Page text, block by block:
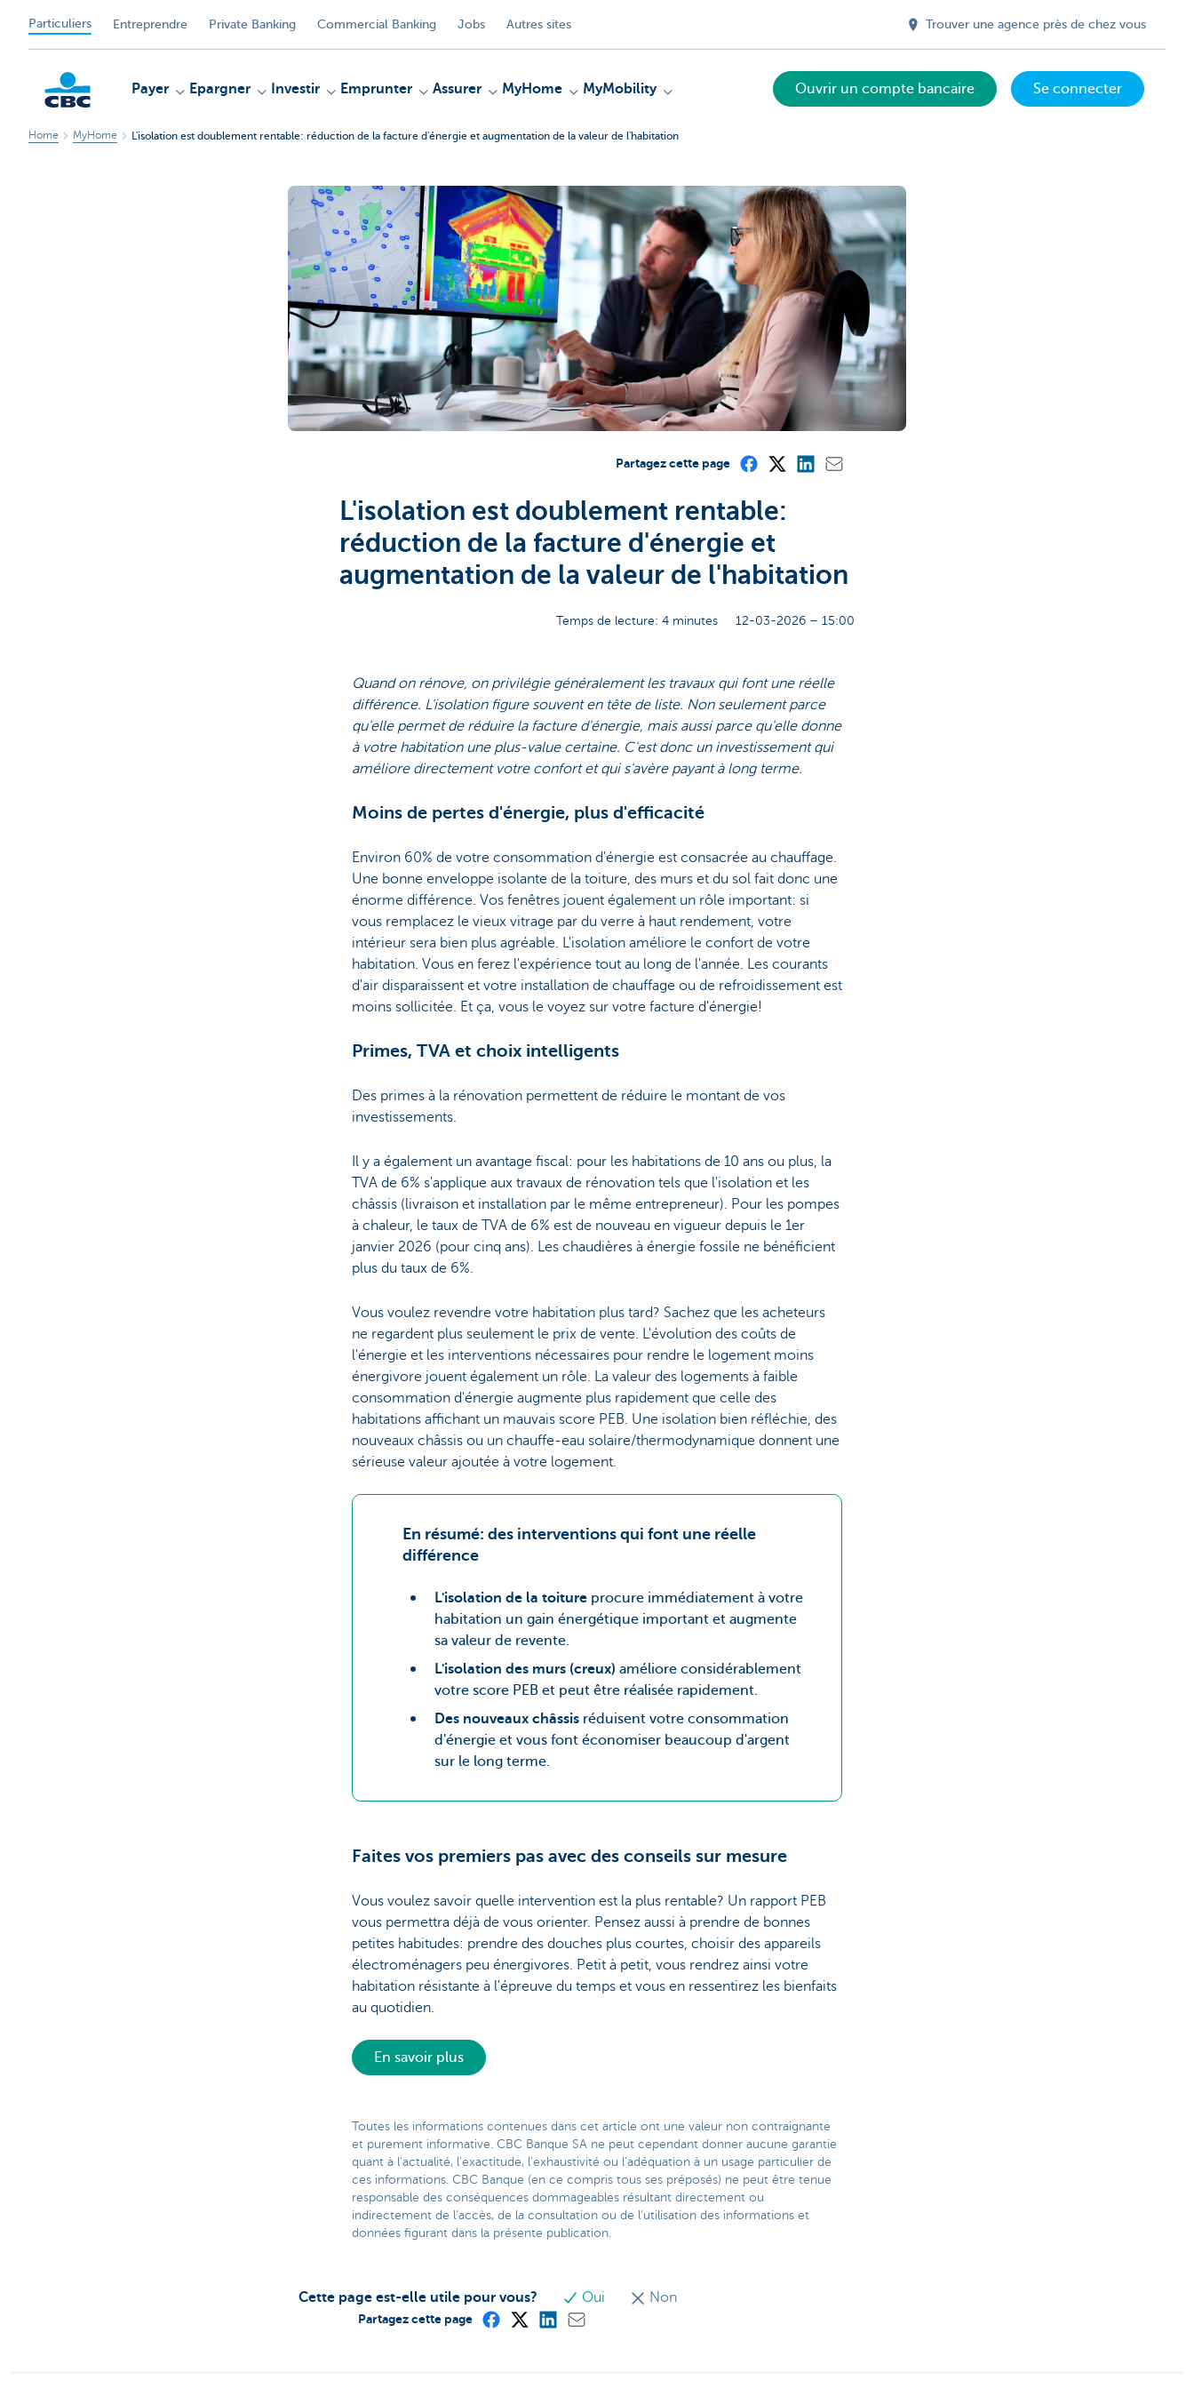
Particuliers Entreprendre Private Banking Commercial Banking Jobs Autres sites Trouver une agence près de chez vous
Payer Epargner Investir Emprunter Assurer MyHome MyMobility Ouvrir un compte bancaire Se connecter
Home MyHome L'isolation est doublement rentable: réduction de la facture d'énergie et augmentation de la valeur de l'habitation
Partagez cette page
L'isolation est doublement rentable:
réduction de la facture d'énergie et
augmentation de la valeur de l'habitation
Temps de lecture: 4 minutes 12-03-2026 – 15:00
Quand on rénove, on privilégie généralement les travaux qui font une réelle
différence. L'isolation figure souvent en tête de liste. Non seulement parce
qu'elle permet de réduire la facture d'énergie, mais aussi parce qu'elle donne
à votre habitation une plus-value certaine. C'est donc un investissement qui
améliore directement votre confort et qui s'avère payant à long terme.
Moins de pertes d'énergie, plus d'efficacité
Environ 60% de votre consommation d'énergie est consacrée au chauffage.
Une bonne enveloppe isolante de la toiture, des murs et du sol fait donc une
énorme différence. Vos fenêtres jouent également un rôle important: si
vous remplacez le vieux vitrage par du verre à haut rendement, votre
intérieur sera bien plus agréable. L'isolation améliore le confort de votre
habitation. Vous en ferez l'expérience tout au long de l'année. Les courants
d'air disparaissent et votre installation de chauffage ou de refroidissement est
moins sollicitée. Et ça, vous le voyez sur votre facture d'énergie!
Primes, TVA et choix intelligents
Des primes à la rénovation permettent de réduire le montant de vos
investissements.
Il y a également un avantage fiscal: pour les habitations de 10 ans ou plus, la
TVA de 6% s'applique aux travaux de rénovation tels que l'isolation et les
châssis (livraison et installation par le même entrepreneur). Pour les pompes
à chaleur, le taux de TVA de 6% est de nouveau en vigueur depuis le 1er
janvier 2026 (pour cinq ans). Les chaudières à énergie fossile ne bénéficient
plus du taux de 6%.
Vous voulez revendre votre habitation plus tard? Sachez que les acheteurs
ne regardent plus seulement le prix de vente. L'évolution des coûts de
l'énergie et les interventions nécessaires pour rendre le logement moins
énergivore jouent également un rôle. La valeur des logements à faible
consommation d'énergie augmente plus rapidement que celle des
habitations affichant un mauvais score PEB. Une isolation bien réfléchie, des
nouveaux châssis ou un chauffe-eau solaire/thermodynamique donnent une
sérieuse valeur ajoutée à votre logement.
En résumé: des interventions qui font une réelle
différence
L'isolation de la toitureprocure immédiatement à votre
habitation un gain énergétique important et augmente
sa valeur de revente.
L'isolation des murs (creux) améliore considérablement
votre score PEB et peut être réalisée rapidement.
Des nouveaux châssisréduisent votre consommation
d'énergie et vous font économiser beaucoup d'argent
sur le long terme.
Faites vos premiers pas avec des conseils sur mesure
Vous voulez savoir quelle intervention est la plus rentable? Un rapport PEB
vous permettra déjà de vous orienter. Pensez aussi à prendre de bonnes
petites habitudes: prendre des douches plus courtes, choisir des appareils
électroménagers peu énergivores. Petit à petit, vous rendrez ainsi votre
habitation résistante à l'épreuve du temps et vous en ressentirez les bienfaits
au quotidien.
En savoir plus
Toutes les informations contenues dans cet article ont une valeur non contraignante
et purement informative. CBC Banque SA ne peut cependant donner aucune garantie
quant à l'actualité, l'exactitude, l'exhaustivité ou l'adéquation à un usage particulier de
ces informations. CBC Banque (en ce compris tous ses préposés) ne peut être tenue
responsable des conséquences dommageables résultant directement ou
indirectement de l’accès, de la consultation ou de l’utilisation des informations et
données figurant dans la présente publication.
Cette page est-elle utile pour vous? Oui Non
Partagez cette page